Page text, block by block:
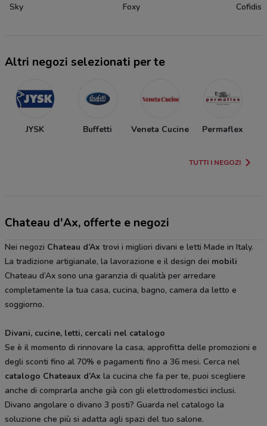
Sky Foxy Cofidis
Altri negozi selezionati per te
JYSK Buffetti Veneta Cucine Permaflex
TUTTI I NEGOZI
Chateau d'Ax, offerte e negozi
Nei negozi Chateau d’Ax trovi i migliori divani e letti Made in Italy.
La tradizione artigianale, la lavorazione e il design dei mobili
Chateau d’Ax sono una garanzia di qualità per arredare
completamente la tua casa, cucina, bagno, camera da letto e
soggiorno.
Divani, cucine, letti, cercali nel catalogo
Se è il momento di rinnovare la casa, approfitta delle promozioni e
degli sconti fino al 70% e pagamenti fino a 36 mesi. Cerca nel
catalogo Chateaux d’Ax la cucina che fa per te, puoi scegliere
anche di comprarla anche già con gli elettrodomestici inclusi.
Divano angolare o divano 3 posti? Guarda nel catalogo la
soluzione che più si adatta agli spazi del tuo salone.